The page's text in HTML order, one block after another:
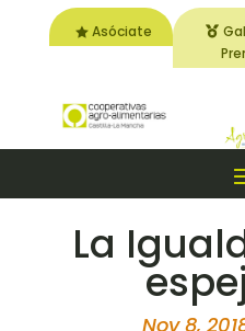
Asóciate
La
Nov 8,